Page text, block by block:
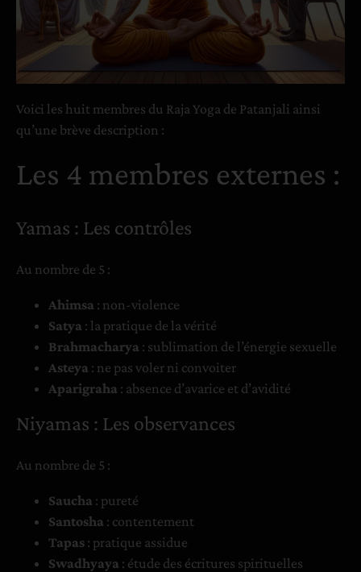
Voici les huit membres du Raja Yoga de Patanjali ainsi
qu’une brève description :
Les 4 membres externes :
Yamas : Les contrôles
Au nombre de 5 :
Ahimsa : non-violence
Satya : la pratique de la vérité
Brahmacharya : sublimation de l’énergie sexuelle
Asteya : ne pas voler ni convoiter
Aparigraha : absence d’avarice et d’avidité
Niyamas : Les observances
Au nombre de 5 :
Saucha : pureté
Santosha : contentement
Tapas : pratique assidue
Swadhyaya : étude des écritures spirituelles